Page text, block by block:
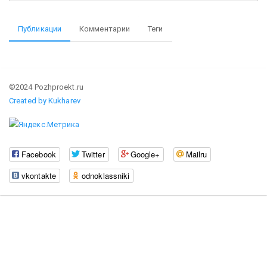
Публикации Комментарии Теги
©2024 Pozhproekt.ru
Created by Kukharev
Facebook Twitter Google+
Mailru
vkontakte
odnoklassniki